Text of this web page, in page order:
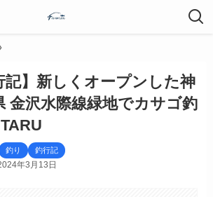
記】新しくオープンした神
金沢水際線緑地でカサゴ釣
釣り 釣行記
年3月13日